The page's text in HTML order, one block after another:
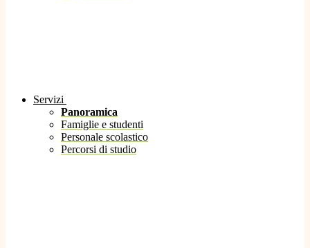
Servizi
Panoramica
Famiglie e studenti
Personale scolastico
Percorsi di studio